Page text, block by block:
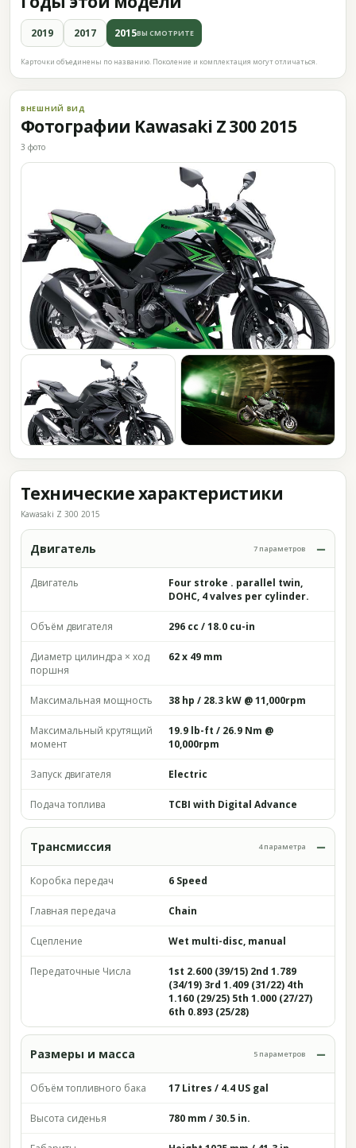
2019 2017 2015ВЫ СМОТРИТЕ
Карточки объединены по названию. Поколение и комплектация могут отличаться.
ВНЕШНИЙ ВИД
Фотографии Kawasaki Z 300 2015
3 фото
Технические характеристики
Kawasaki Z 300 2015
Двигатель 7 параметров
Двигатель
Four stroke . parallel twin,
DOHC, 4 valves per cylinder.
Объём двигателя 296 cc / 18.0 cu-in
Диаметр цилиндра × ход
поршня
62 x 49 mm
Максимальная мощность 38 hp / 28.3 kW @ 11,000rpm
Максимальный крутящий
момент
19.9 lb-ft / 26.9 Nm @
10,000rpm
Запуск двигателя Electric
Подача топлива TCBI with Digital Advance
Трансмиссия 4 параметра
Коробка передач 6 Speed
Главная передача Chain
Сцепление Wet multi-disc, manual
Передаточные Числа
1st 2.600 (39/15) 2nd 1.789
(34/19) 3rd 1.409 (31/22) 4th
1.160 (29/25) 5th 1.000 (27/27)
6th 0.893 (25/28)
Размеры и масса 5 параметров
Объём топливного бака 17 Litres / 4.4 US gal
Высота сиденья 780 mm / 30.5 in.